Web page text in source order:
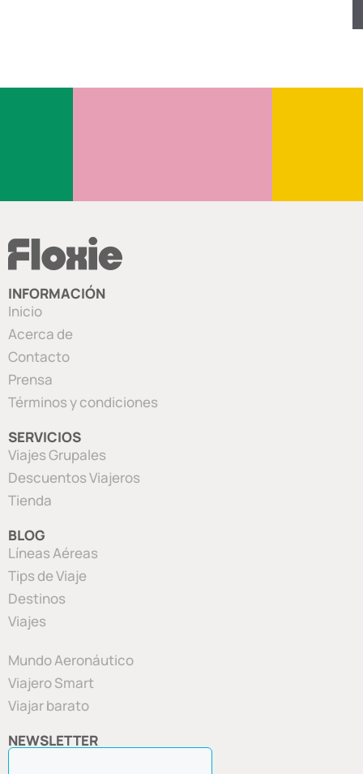
INFORMACIÓN
Inicio
Acerca de
Contacto
Prensa
Términos y condiciones
SERVICIOS
Viajes Grupales
Descuentos Viajeros
Tienda
BLOG
Líneas Aéreas
Tips de Viaje
Destinos
Viajes
Mundo Aeronáutico
Viajero Smart
Viajar barato
NEWSLETTER